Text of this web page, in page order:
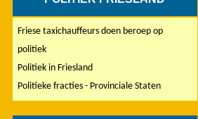
Friese taxichauffeurs doen beroep op
politiek
Politiek in Friesland
Politieke fracties - Provinciale Staten